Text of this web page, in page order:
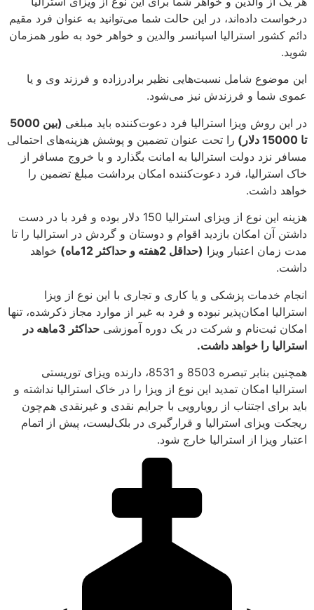
درخواست داده‌اند، در این حالت شما می‌توانید به عنوان فرد مقیم
دائم کشور استرالیا اسپانسر والدین و خواهر خود به طور همزمان
شوید.
این موضوع شامل نسبت‌هایی نظیر برادرزاده و فرزند وی و یا
عموی شما و فرزندش نیز می‌شود.
در این روش ویزا استرالیا فرد دعوت‌کننده باید مبلغی
(بین 5000
تا 15000 دلار)
را تحت عنوان تضمین و پوشش هزینه‌های احتمالی
مسافر نزد دولت استرالیا به امانت بگذارد و با خروج مسافر از
خاک استرالیا، فرد دعوت‌کننده امکان برداشت مبلغ تضمین را
خواهد داشت.
هزینه این نوع از ویزای استرالیا 150 دلار بوده و فرد با در دست
داشتن آن امکان بازدید اقوام و دوستان و گردش در استرالیا را تا
مدت زمان اعتبار ویزا (حداقل 2هفته و حداکثر 12ماه)
خواهد
داشت.
انجام خدمات پزشکی و یا کاری و تجاری با این نوع از ویزا
استرالیا امکان‌پذیر نبوده و فرد به غیر از موارد مجاز ذکر‌شده، تنها
امکان ثبت‌نام و شرکت در یک دوره آموزشی
حداکثر 3ماهه در
استرالیا را خواهد داشت.
همچنین بنابر تبصره 8503 و 8531، دارنده ویزای توریستی
استرالیا امکان تمدید این نوع از ویزا را در خاک استرالیا نداشته و
باید برای اجتناب از رویارویی با جرایم نقدی و غیرنقدی هم‌چون
ریجکت ویزای استرالیا و قرارگیری در بلک‌لیست، پیش از اتمام
اعتبار ویزا از استرالیا خارج شود.